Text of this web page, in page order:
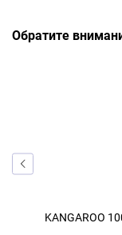
Обратите
KANGAROO